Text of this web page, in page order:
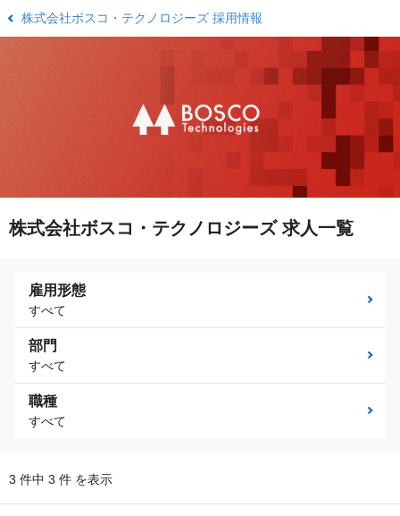
株式会社ボスコ・テクノロジーズ 採用情報
株式会社ボスコ・テクノロジーズ 求人一覧
雇用形態
すべて
部門
すべて
職種
すべて
3 件中 3 件 を表示